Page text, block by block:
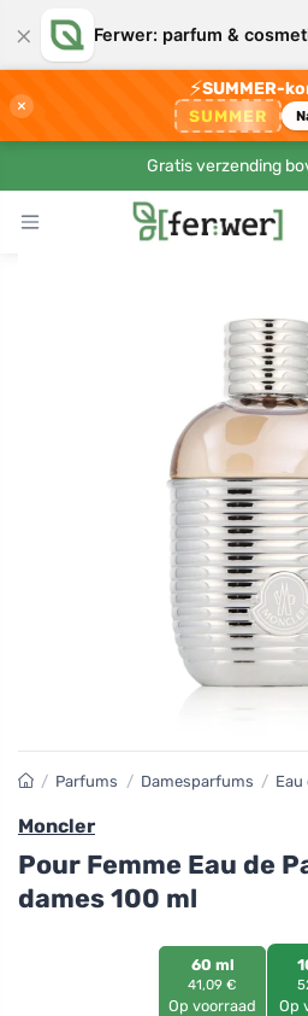
× Ferwer: parfum &
×
⚡SUMMER-
SUMMER
Gratis verzending
/ Parfums / Damesparfums /
Moncler
Pour Femme Eau de
dames 100 ml
60 ml
41,09 €
Op voorraad Op